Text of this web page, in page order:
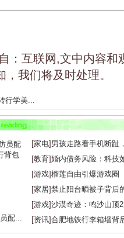
：互联网,文中内容和
我们将及时处理。
行学美...
与失散...
配...
[家电] 男孩走路看手机断趾
[教育]婚内债务风险：科技
[游戏]榴莲自由引爆游戏圈
[家居]禁止阳台晒被子背后
[游戏]沙漠奇迹：鸣沙山顶
[资讯]合肥地铁行李箱墙背